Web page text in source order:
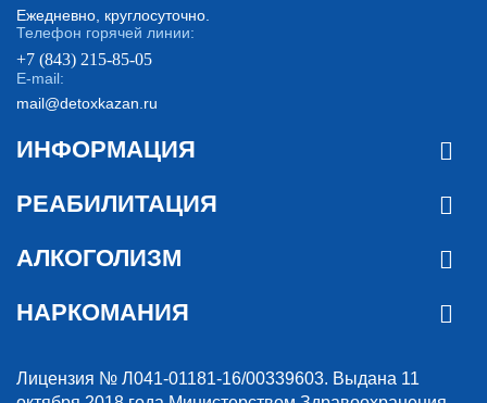
Ежедневно, круглосуточно.
Телефон горячей линии:
+7 (843) 215-85-05
E-mail:
mail@detoxkazan.ru
ИНФОРМАЦИЯ
РЕАБИЛИТАЦИЯ
АЛКОГОЛИЗМ
НАРКОМАНИЯ
Лицензия № Л041-01181-16/00339603. Выдана 11